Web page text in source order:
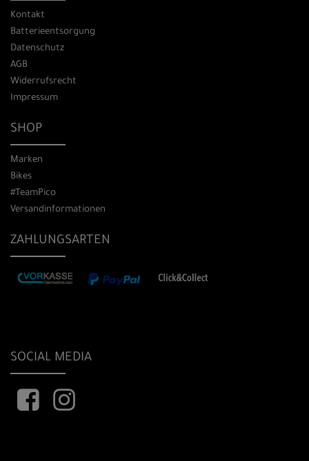
Kontakt
Batterieentsorgung
Datenschutz
AGB
Widerrufsrecht
Impressum
SHOP
Marken
Bikes
#TeamPico
Versandinformationen
ZAHLUNGSARTEN
SOCIAL MEDIA